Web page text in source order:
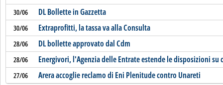
30/06 DL Bollette in Gazzetta
30/06 Extraprofitti, la tassa va alla Consulta
28/06 DL bollette approvato dal Cdm
28/06 Energivori, l'Agenzia delle Entrate estende le disposizioni su
27/06 Arera accoglie reclamo di Eni Plenitude contro Unareti